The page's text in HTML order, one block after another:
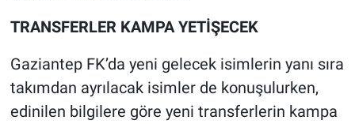
TRANSFERLER KAMPA YETİŞECEK
Gaziantep FK’da yeni gelecek isimlerin yanı sıra
takımdan ayrılacak isimler de konuşulurken,
edinilen bilgilere göre yeni transferlerin kampa